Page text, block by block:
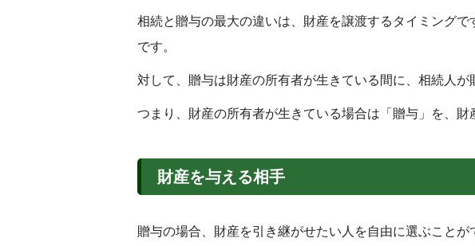
相続と贈与の最大の違いは、財産を譲渡するタイミング
です。
対して、贈与は財産の所有者が生きている間に、相続人が
つまり、財産の所有者が生きている場合は「贈与」を、
財産を与える相手
贈与の場合、財産を引き継がせたい人を自由に選ぶこと